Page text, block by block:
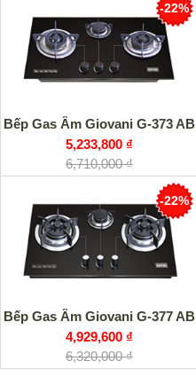
Bếp Gas Âm Giovani G-373 AB
5,233,800 ₫
6,710,000 ₫
-22%
Bếp Gas Âm Giovani G-377 AB
4,929,600 ₫
6,320,000 ₫
-22%